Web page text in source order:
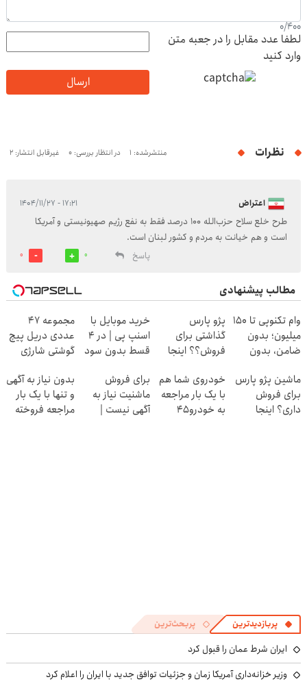
0/400
لطفا عدد مقابل را در جعبه متن
وارد کنید
ارسال
نظرات منتشرشده: 1 در انتظار بررسی: 0 غیرقابل انتشار: 2
اعتراض ۱۷:۲۱ - ۱۴۰۴/۱۱/۲۷
طرح خلع سلاح حزب‌الله 100 درصد فقط به نفع رژیم صهیونیستی و آمریکا
است و هم خیانت به مردم و کشور لبنان است.
پاسخ
0
0
مطالب پیشنهادی
وام تکنوپی تا ۱۵۰
میلیون؛ بدون
ضامن، بدون
پژو پارس
گذاشتی برای
فروش؟؟ اینجا
خرید موبایل با
اسنپ پی | در ۴
قسط بدون سود
مجموعه 47
عددی دریل پیچ
گوشتی شارژی
محدود)
ماشین پژو پارس
برای فروش
داری؟ اینجا
خودروی شما هم
با یک بار مراجعه
به خودرو45
برای فروش
ماشنیت نیاز به
آگهی نیست |
بدون نیاز به آگهی
و تنها با یک بار
مراجعه فروخته
پربازدیدترین پربحث‌ترین
ایران شرط عمان را قبول کرد
وزیر خزانه‌داری آمریکا زمان و جزئیات توافق جدید با ایران را اعلام کرد